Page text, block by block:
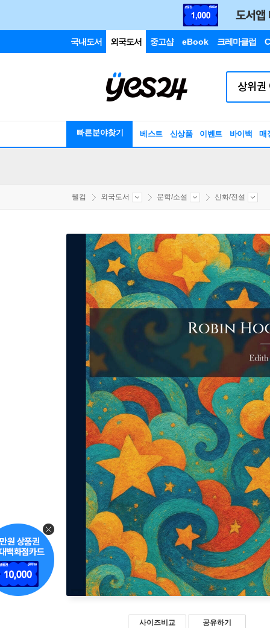
국내도서 외국도서 중고샵 eBook 크레마클럽
빠른분야찾기 베스트 신상품 이벤트 바이백 매
웰컴 외국도서 문학/소설 신화/전설
사이즈비교 공유하기